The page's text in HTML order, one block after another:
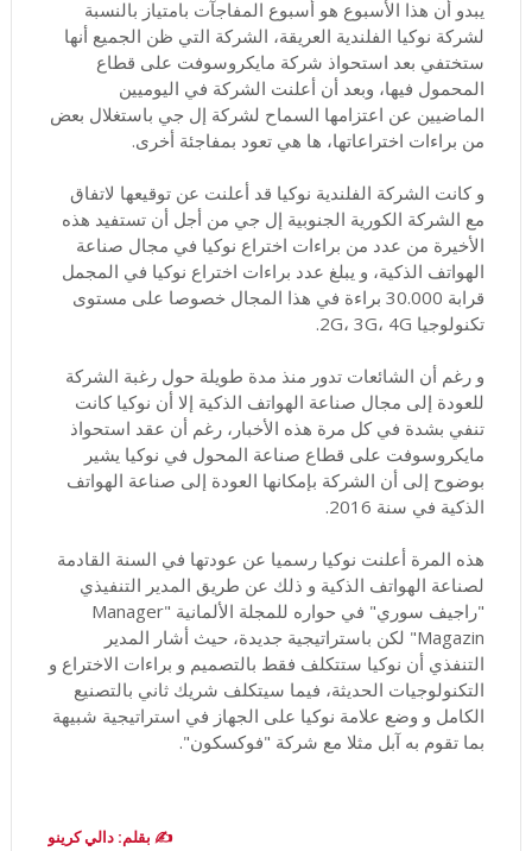
يبدو أن هذا الأسبوع هو أسبوع المفاجآت بامتياز بالنسبة
لشركة نوكيا الفلندية العريقة، الشركة التي ظن الجميع أنها
ستختفي بعد استحواذ شركة مايكروسوفت على قطاع
المحمول فيها، وبعد أن أعلنت الشركة في اليوميين
الماضيين عن اعتزامها السماح لشركة إل جي باستغلال بعض
من براءات اختراعاتها، ها هي تعود بمفاجئة أخرى.
و كانت الشركة الفلندية نوكيا قد أعلنت عن توقيعها لاتفاق
مع الشركة الكورية الجنوبية إل جي من أجل أن تستفيد هذه
الأخيرة من عدد من براءات اختراع نوكيا في مجال صناعة
الهواتف الذكية، و يبلغ عدد براءات اختراع نوكيا في المجمل
قرابة 30.000 براءة في هذا المجال خصوصا على مستوى
تكنولوجيا 2G، 3G، 4G.
و رغم أن الشائعات تدور منذ مدة طويلة حول رغبة الشركة
للعودة إلى مجال صناعة الهواتف الذكية إلا أن نوكيا كانت
تنفي بشدة في كل مرة هذه الأخبار، رغم أن عقد استحواذ
مايكروسوفت على قطاع صناعة المحول في نوكيا يشير
بوضوح إلى أن الشركة بإمكانها العودة إلى صناعة الهواتف
الذكية في سنة 2016.
هذه المرة أعلنت نوكيا رسميا عن عودتها في السنة القادمة
لصناعة الهواتف الذكية و ذلك عن طريق المدير التنفيذي
"راجيف سوري" في حواره للمجلة الألمانية "Manager
Magazin" لكن باستراتيجية جديدة، حيث أشار المدير
التنفذي أن نوكيا ستتكلف فقط بالتصميم و براءات الاختراع و
التكنولوجيات الحديثة، فيما سيتكلف شريك ثاني بالتصنيع
الكامل و وضع علامة نوكيا على الجهاز في استراتيجية شبيهة
بما تقوم به آبل مثلا مع شركة "فوكسكون".
✍️ بقلم: دالي كرينو